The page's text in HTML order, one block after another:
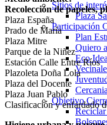
Sitios de
Plaza
Participación
Plan
Quiero
Eco
Cercania
Objetivo
Recolección de papeles,
Plaza España
Prado de María
Plaza Mitre
Parque de la Niñez
Estación Calle Entre Ríos
Plazoleta Doña Lola
Plaza del Docente
Plaza Juan Pablo
Clasificación y enfardado